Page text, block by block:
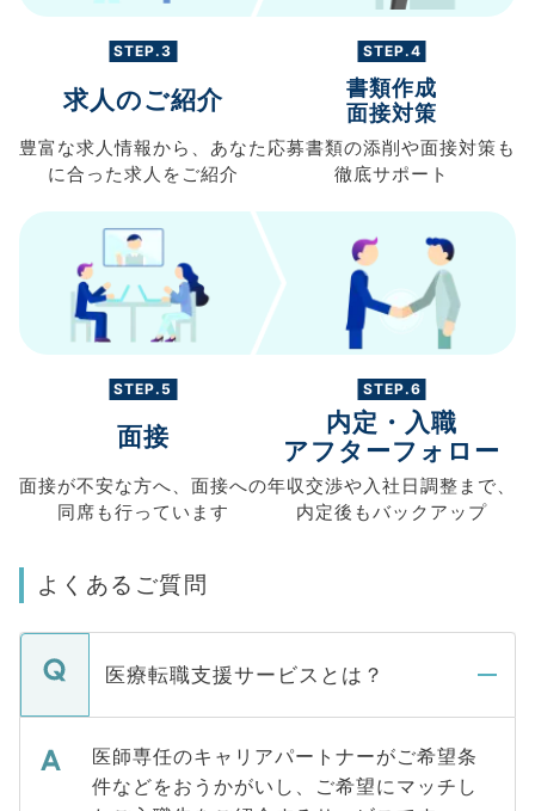
STEP.3
求人のご紹介
豊富な求人情報から、 あなた
に合った求人を ご紹介
STEP.4
書類作成
面接対策
応募書類の添削や面接対策も
徹底サポート
STEP.5
面接
面接が不安な方へ、 面接への
同席も行っています
STEP.6
内定・入職
アフターフォロー
年収交渉や 入社日調整まで、
内定後もバックアップ
よくあるご質問
医療転職支援サービスとは？
医師専任のキャリアパートナーがご希望条
件などをおうかがいし、ご希望にマッチし